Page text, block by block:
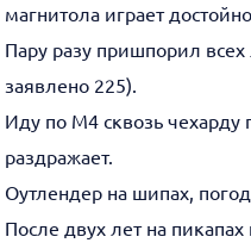
магнитола играет
Пару разу пришпорил
заявлено 225).
Иду по М4 сквозь
раздражает.
Оутлендер на шипах,
После двух лет на